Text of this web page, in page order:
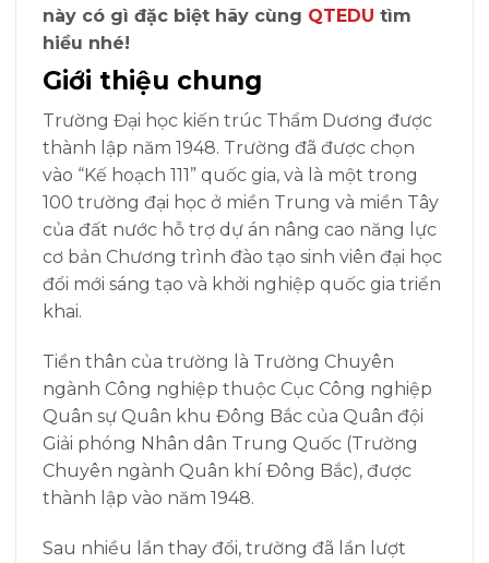
này có gì đặc biệt hãy cùng QTEDU tìm
hiều nhé!
Giới thiệu chung
Trường Đại học kiến trúc Thẩm Dương được
thành lập năm 1948. Trường đã được chọn
vào “Kế hoạch 111” quốc gia, và là một trong
100 trường đại học ở miền Trung và miền Tây
của đất nước hỗ trợ dự án nâng cao năng lực
cơ bản Chương trình đào tạo sinh viên đại học
đổi mới sáng tạo và khởi nghiệp quốc gia triển
khai.
Tiền thân của trường là Trường Chuyên
ngành Công nghiệp thuộc Cục Công nghiệp
Quân sự Quân khu Đông Bắc của Quân đội
Giải phóng Nhân dân Trung Quốc (Trường
Chuyên ngành Quân khí Đông Bắc), được
thành lập vào năm 1948.
Sau nhiều lần thay đổi, trường đã lần lượt